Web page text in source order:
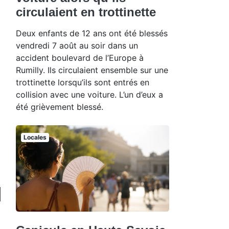
circulaient en trottinette
Deux enfants de 12 ans ont été blessés
vendredi 7 août au soir dans un
accident boulevard de l’Europe à
Rumilly. Ils circulaient ensemble sur une
trottinette lorsqu’ils sont entrés en
collision avec une voiture. L’un d’eux a
été grièvement blessé.
Locales